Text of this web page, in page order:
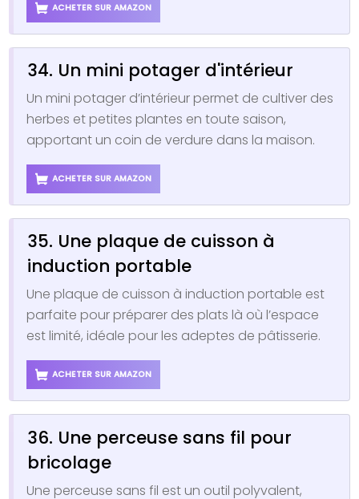
ACHETER SUR AMAZON
34. Un mini potager d'intérieur
Un mini potager d’intérieur permet de cultiver des
herbes et petites plantes en toute saison,
apportant un coin de verdure dans la maison.
ACHETER SUR AMAZON
35. Une plaque de cuisson à
induction portable
Une plaque de cuisson à induction portable est
parfaite pour préparer des plats là où l’espace
est limité, idéale pour les adeptes de pâtisserie.
ACHETER SUR AMAZON
36. Une perceuse sans fil pour
bricolage
Une perceuse sans fil est un outil polyvalent,